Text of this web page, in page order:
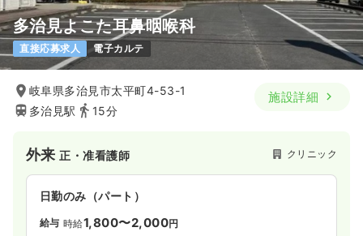
多治見よこた耳鼻咽喉科
直接応募求人 電子カルテ
岐阜県多治見市太平町4-53-1
多治見駅
15分
施設詳細
外来正・准看護師 クリニック
日勤のみ（パート）
給与 時給1,800〜2,000円